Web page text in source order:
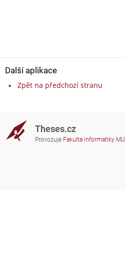
Další aplikace
Zpět na předchozí stranu
Theses.cz
Provozuje Fakulta informatiky MU